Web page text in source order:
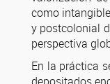
como
y postcolonial
perspectiva
En la práctica